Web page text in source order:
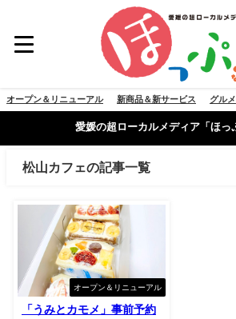
オープン＆リニューアル 新商品＆新サービス グルメ
愛媛の超ローカルメディア「ほっ
松山カフェの記事一覧
オープン＆リニューアル
「うみとカモメ」事前予約